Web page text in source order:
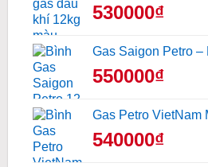
530000₫
Gas Saigon Petro –
550000₫
Gas Petro VietNam
540000₫